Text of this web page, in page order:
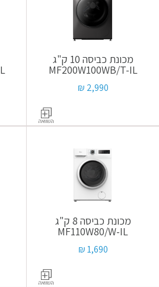
מכונת כביסה 10 ק"ג
MF200W100WB/T-IL
2,990 ₪
מכונת כביסה 8 ק"ג
MF110W80/W-IL
1,690 ₪